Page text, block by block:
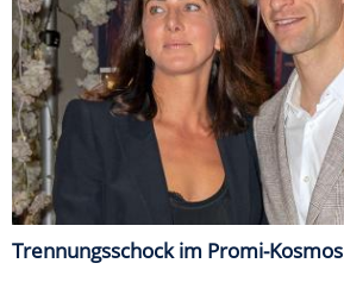
Trennungsschock im Promi-Kosmos